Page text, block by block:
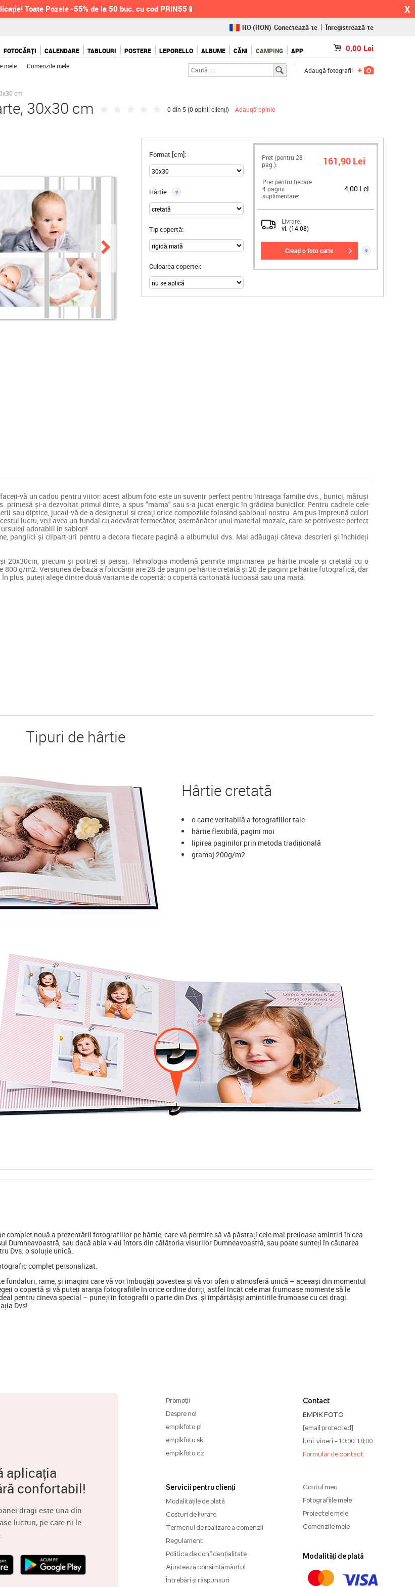
Toate Pozele -55% de la 50 buc. cu cod PRIN55📱 X
(KČ)
SK(€)
RO(RON) Conectează-te Înregistrează-te
FOTOCĂRȚI CALENDARE TABLOURI POSTERE LEPORELLO ALBUME CĂNI CAMPING APP 0,00 Lei
mele Comenzile mele
Adaugă fotografii
cm
30x30 cm 0 din 5 (0 opinii clienți) Adaugă opinie
Format [cm]:
Hârtie: ?
Tip copertă:
Culoarea copertei:
Pret (pentru 28
pag.):
161,90 Lei
Preț pentru fiecare
4 pagini
suplimentare:
4,00 Lei
Livrare:
vi. (14.08)
creați o foto carte ?
vă un cadou pentru viitor: acest album foto este un suvenir perfect pentru întreaga familie dvs., bunici, mătuși
prințesă și-a dezvoltat primul dinte, a spus ”mama" sau s-a jucat energic în grădina bunicilor. Pentru cadrele cele
sau diptice, jucați-vă de-a designerul și creați orice compoziție folosind șablonul nostru. Am pus împreună culori
lucru, veți avea un fundal cu adevărat fermecător, asemănător unui material mozaic, care se potrivește perfect
adorabili în șablon!
panglici și clipart-uri pentru a decora fiecare pagină a albumului dvs. Mai adăugați câteva descrieri și închideți
20x30cm, precum și portret și peisaj. Tehnologia modernă permite imprimarea pe hârtie moale și cretată cu o
g/m2. Versiunea de bază a fotocărții are 28 de pagini pe hârtie cretată și 20 de pagini pe hârtie fotografică, dar
plus, puteți alege dintre două variante de copertă: o copertă cartonată lucioasă sau una mată.
Tipuri de hârtie
Hârtie cretată
o carte veritabilă a fotografiilor tale
hârtie flexibilă, pagini moi
lipirea paginilor prin metoda tradițională
gramaj 200g/m2
complet nouă a prezentării fotografiilor pe hârtie, care vă permite să vă păstrați cele mai prețioase amintiri în cea
Dumneavoastră, sau dacă abia v-ați întors din călătoria visurilor Dumneavoastră, sau poate sunteți în căutarea
Dvs. o soluție unică.
complet personalizat.
rame, și imagini care vă vor îmbogăți povestea și vă vor oferi o atmosferă unică – aceeași din momentul
o copertă și vă puteți aranja fotografiile în orice ordine doriți, astfel încât cele mai frumoase momente să le
pentru cineva special – puneți în fotografii o parte din Dvs. și împărtășiși amintirile frumoase cu cei dragi.
Dvs!
aplicația
confortabil!
dragi este una din
lucruri, pe care ni le
Promoții
Despre noi
empikfoto.pl
empikfoto.sk
empikfoto.cz
Servicii pentru clienți
Modalitățile de plată
Costuri de livrare
Termenul de realizare a comenzii
Regulament
Politica de confidențialitate
Ajustează consimțământul
Întrebări și răspunsuri
Contact
EMPIK FOTO
[email protected]
luni-vineri – 10:00-18:00
Formular de contact
Contul meu
Fotografiile mele
Proiectele mele
Comenzile mele
Modalități de plată